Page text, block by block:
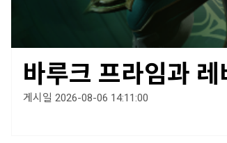
바루크 프라임과
게시일 2026-08-06 14:11:00